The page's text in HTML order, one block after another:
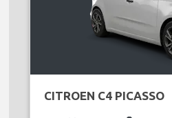
CITROEN C4 PICASSO